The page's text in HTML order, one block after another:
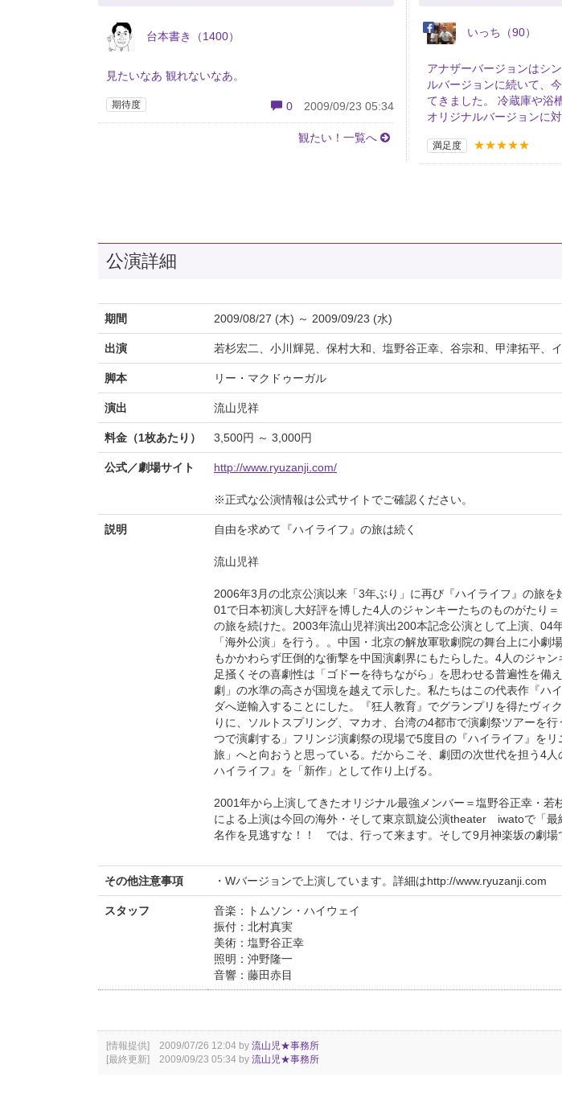
台本書き（1400）
見たいなあ 観れないなあ。
期待度 0 2009/09/23 05:34
観たい！一覧へ
いっち（90）
アナザーバージョンはシ
ルバージョンに続いて、
てきました。 冷蔵庫や浴
オリジナルバージョンに対
満足度 ★★★★★
公演詳細
期間 2009/08/27 (木) ～ 2009/09/23 (水)
出演 若杉宏二、小川輝晃、保村大和、塩野谷正幸、谷宗和、甲津拓平、
脚本 リー・マクドゥーガル
演出 流山児祥
料金（1枚あたり） 3,500円 ～ 3,000円
公式／劇場サイト http://www.ryuzanji.com/
※正式な公演情報は公式サイトでご確認ください。
説明 自由を求めて『ハイライフ』の旅は続く
流山児祥
2006年3月の北京公演以来「3年ぶり」に再び『ハイライフ』の旅
01で日本初演し大好評を博した4人のジャンキーたちのものがたり
の旅を続けた。2003年流山児祥演出200本記念公演として上演、04
「海外公演」を行う。。中国・北京の解放軍歌劇院の舞台上に小劇
もかかわらず圧倒的な衝撃を中国演劇界にもたらした。4人のジャン
足掻くその喜劇性は「ゴドーを待ちながら」を思わせる普遍性を備
劇」の水準の高さが国境を越えて示した。私たちはこの代表作『ハ
ダへ逆輸入することにした。『狂人教育』でグランプリを得たヴィ
りに、ソルトスプリング、マカオ、台湾の4都市で演劇祭ツアーを
つで演劇する」フリンジ演劇祭の現場で5度目の『ハイライフ』を
旅」へと向おうと思っている。だからこそ、劇団の次世代を担う4人
ハイライフ』を「新作」として作り上げる。
2001年から上演してきたオリジナル最強メンバー＝塩野谷正幸・若
による上演は今回の海外・そして東京凱旋公演theater iwatoで「最
名作を見逃すな！！ では、行って来ます。そして9月神楽坂の劇場
その他注意事項 ・Wバージョンで上演しています。詳細はhttp://www.ryuzanji.com
スタッフ
音楽：トムソン・ハイウェイ
振付：北村真実
美術：塩野谷正幸
照明：沖野隆一
音響：藤田赤目
[情報提供] 2009/07/26 12:04 by 流山児★事務所
[最終更新] 2009/09/23 05:34 by 流山児★事務所